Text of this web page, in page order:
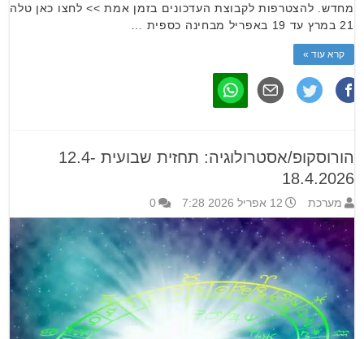
מחדש. להצטרפות לקבוצת העדכונים בזמן אמת >> לחצו כאן טלה
21 במרץ עד 19 באפריל מבחינה כספית …
קרא עוד »
הורוסקופ/אסטרולוגיה: תחזית שבועית 12.4-
18.4.2026
מערכת 12 אפריל 2026 7:28 0